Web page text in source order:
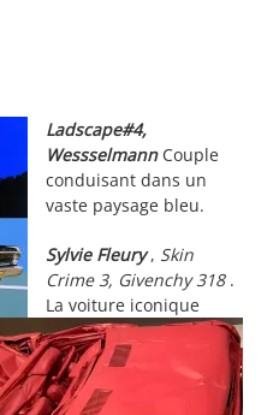
Ladscape#4,
Wessselmann Couple
conduisant dans un
vaste paysage bleu.
Sylvie Fleury, Skin
Crime 3, Givenchy 318.
La voiture iconique